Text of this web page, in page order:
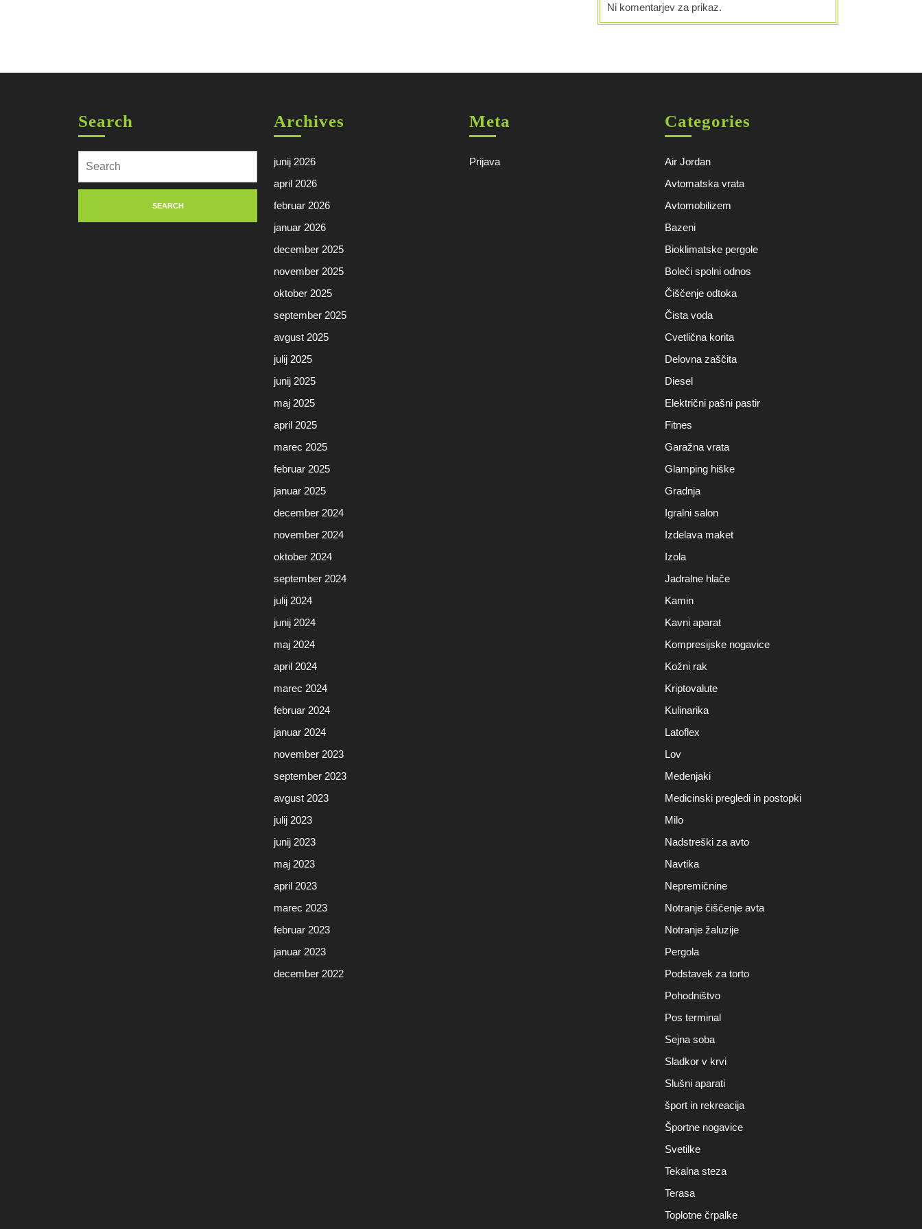
Ni komentarjev za prikaz.
Search
for:
Archives
junij 2026
april 2026
februar 2026
januar 2026
december 2025
november 2025
oktober 2025
september 2025
avgust 2025
julij 2025
junij 2025
maj 2025
april 2025
marec 2025
februar 2025
januar 2025
december 2024
november 2024
oktober 2024
september 2024
julij 2024
junij 2024
maj 2024
april 2024
marec 2024
februar 2024
januar 2024
november 2023
september 2023
avgust 2023
julij 2023
junij 2023
maj 2023
april 2023
marec 2023
februar 2023
januar 2023
december 2022
Meta
Prijava
Categories
Air Jordan
Avtomatska vrata
Avtomobilizem
Bazeni
Bioklimatske pergole
Boleči spolni odnos
Čiščenje odtoka
Čista voda
Cvetlična korita
Delovna zaščita
Diesel
Električni pašni pastir
Fitnes
Garažna vrata
Glamping hiške
Gradnja
Igralni salon
Izdelava maket
Izola
Jadralne hlače
Kamin
Kavni aparat
Kompresijske nogavice
Kožni rak
Kriptovalute
Kulinarika
Latoflex
Lov
Medenjaki
Medicinski pregledi in postopki
Milo
Nadstreški za avto
Navtika
Nepremičnine
Notranje čiščenje avta
Notranje žaluzije
Pergola
Podstavek za torto
Pohodništvo
Pos terminal
Sejna soba
Sladkor v krvi
Slušni aparati
šport in rekreacija
Športne nogavice
Svetilke
Tekalna steza
Terasa
Toplotne črpalke